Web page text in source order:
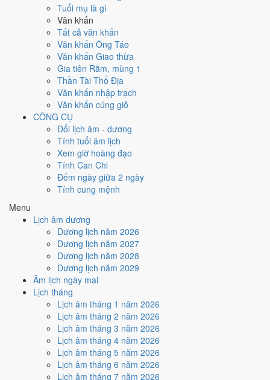
Tuổi mụ là gì
Văn khấn
Tất cả văn khấn
Văn khấn Ông Táo
Văn khấn Giao thừa
Gia tiên Rằm, mùng 1
Thần Tài Thổ Địa
Văn khấn nhập trạch
Văn khấn cúng giỗ
CÔNG CỤ
Đổi lịch âm - dương
Tính tuổi âm lịch
Xem giờ hoàng đạo
Tính Can Chi
Đếm ngày giữa 2 ngày
Tính cung mệnh
Menu
Lịch âm dương
Dương lịch năm 2026
Dương lịch năm 2027
Dương lịch năm 2028
Dương lịch năm 2029
Âm lịch ngày mai
Lịch tháng
Lịch âm tháng 1 năm 2026
Lịch âm tháng 2 năm 2026
Lịch âm tháng 3 năm 2026
Lịch âm tháng 4 năm 2026
Lịch âm tháng 5 năm 2026
Lịch âm tháng 6 năm 2026
Lịch âm tháng 7 năm 2026
Trực Thành (ngày thành tựu - đại cát, tốt cho mọi việc) và gặp Sao Tư
Mệnh hoàng đạo nên điểm từng việc chênh nhau như bảng dưới.
Cưới hỏi - đính hôn
Rất tốt
Cưới hỏi - đính hôn hôm nay ở
Thành và Ngày Hoàng Đạo
Cách tính ngày tốt
Khai trương - mở cửa hàng
9 /10Rất tốt
Khai trương - mở cửa hàng hôm nay ở
Trực Thành và Ngày Hoàng Đạo
Cách tính ngày tốt
Ký hợp đồng - giao ước
Rất tốt
Ký hợp đồng - giao ước hôm nay ở
Trực Thành và Ngày Hoàng Đạo
Cách tính ngày tốt
Động thổ - khởi công
Rất tốt
Động thổ - khởi công hôm nay ở
Trực Thành và Ngày Hoàng Đạo
Cách tính ngày tốt
Nhập trạch - vào nhà mới
Rất tốt
Nhập trạch - vào nhà mới hôm nay ở
Trực Thành và Ngày Hoàng Đạo
Cách tính ngày tốt
Mua xe - tậu xe